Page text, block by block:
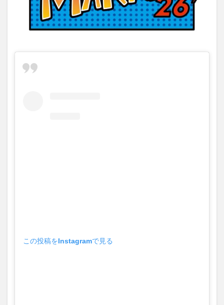
この投稿をInstagramで見る
買い物 車 農業文化公園
道の駅
鉄道ジオラマ
閉店 閉院 開店
開店閉店
音楽
飛行機 飲み物 高崎山 鰻